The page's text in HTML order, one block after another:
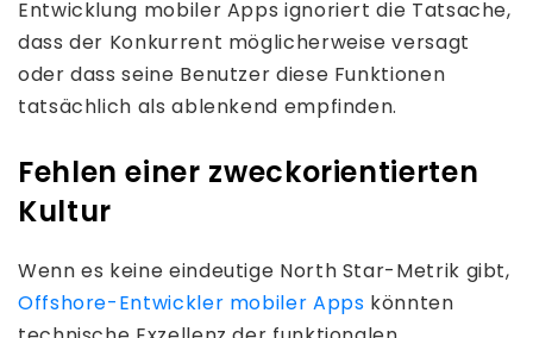
Entwicklung mobiler Apps ignoriert die Tatsache,
dass der Konkurrent möglicherweise versagt
oder dass seine Benutzer diese Funktionen
tatsächlich als ablenkend empfinden.
Fehlen einer zweckorientierten
Kultur
Wenn es keine eindeutige North Star-Metrik gibt,
Offshore-Entwickler mobiler Apps könnten